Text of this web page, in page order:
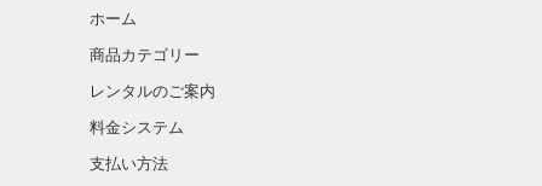
ホーム
商品カテゴリー
レンタルのご案内
料金システム
支払い方法